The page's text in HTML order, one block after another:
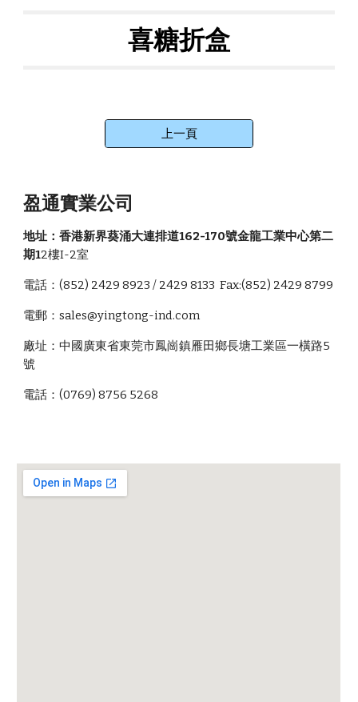
喜糖折盒
上一頁
盈通實業公司
地址：香港新界葵涌大連排道162-170號金龍工業中心第二
期12樓I-2室
電話：(852) 2429 8923 / 2429 8133 Fax:(852) 2429 8799
電郵：sales@yingtong-ind.com
廠址：中國廣東省東莞市鳳崗鎮雁田鄉長塘工業區一橫路5
號
電話：(0769) 8756 5268